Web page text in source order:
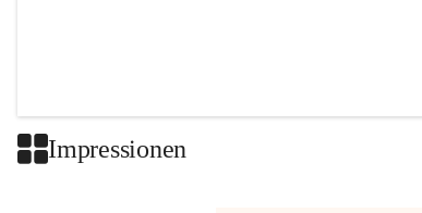
Impressionen